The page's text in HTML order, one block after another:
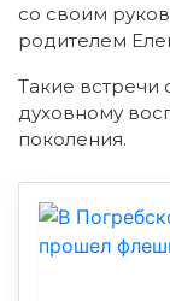
со своим
родителем
Такие встречи
духовному
поколения.